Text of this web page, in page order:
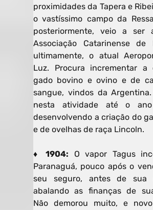
proximidades da Tapera e
o vastíssimo campo da
posteriormente, veio a ser
Associação Catarinense de
ultimamente, o atual
Luz. Procura incrementar a
gado bovino e ovino e de
sangue, vindos da Argentina.
nesta atividade até o
desenvolvendo a criação do
e de ovelhas de raça Lincoln.
♦ 1904: O vapor Tagus
Paranaguá, pouco após o
seu seguro, antes de sua
abalando as finanças de
Não demorou muito, e